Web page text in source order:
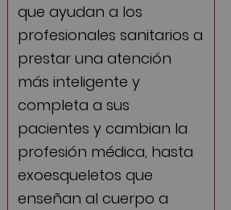
que ayudan a los
profesionales sanitarios a
prestar una atención
más inteligente y
completa a sus
pacientes y cambian la
profesión médica, hasta
exoesqueletos que
enseñan al cuerpo a